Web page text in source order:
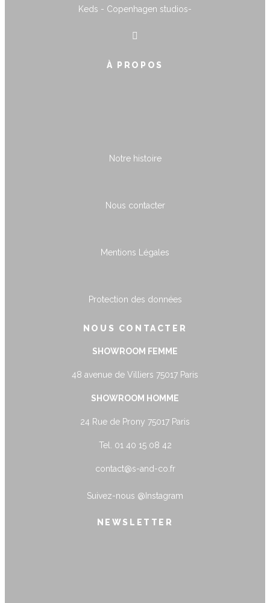
Keds - Copenhagen studios-
À PROPOS
Notre histoire
Nous contacter
Mentions Légales
Protection des données
NOUS CONTACTER
SHOWROOM FEMME
48 avenue de Villiers 75017 Paris
SHOWROOM HOMME
24 Rue de Prony 75017 Paris
Tel. 01 40 15 08 42
contact@s-and-co.fr
Suivez-nous @Instagram
NEWSLETTER